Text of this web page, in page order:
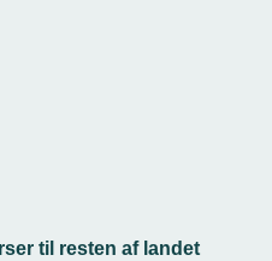
til resten af landet